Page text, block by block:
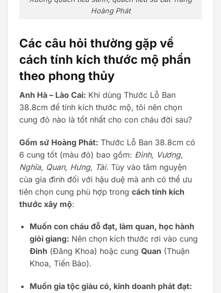
Hoàng Phát
Các câu hỏi thường gặp về
cách tính kích thước mộ phần
theo phong thủy
Anh Hà – Lào Cai: Khi dùng Thước Lỗ Ban
38.8cm để tính kích thước mộ, tôi nên chọn
cung đỏ nào là tốt nhất cho con cháu đời sau?
Gốm sứ Hoàng Phát: Thước Lỗ Ban 38.8cm có
6 cung tốt (màu đỏ) bao gồm: Đinh, Vương,
Nghĩa, Quan, Hưng, Tài. Tùy vào tâm nguyện
của gia đình đối với hậu duệ mà anh có thể ưu
tiên chọn cung phù hợp trong cách tính kích
thước xây mộ:
Muốn con cháu đỗ đạt, làm quan, học hành
giỏi giang: Nên chọn kích thước rơi vào cung
Đinh (Đăng Khoa) hoặc cung Quan (Thuận
Khoa, Tiến Bảo).
Muốn gia tộc giàu có, kinh doanh phát đạt: